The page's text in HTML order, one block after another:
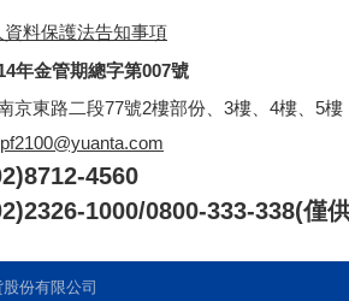
料保護法告知事項
年金管期總字第007號
京東路二段77號2樓部份、3樓、4樓、5樓
4560
1000/0800-333-338(僅
份有限公司